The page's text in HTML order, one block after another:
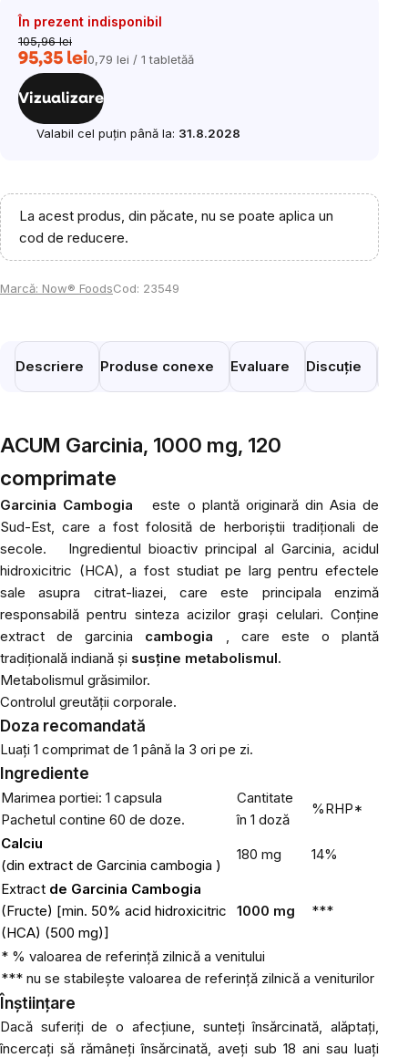
În prezent indisponibil
105,96 lei
95,35 leiEvaluare
preţ:
0,79 lei / 1 tabletăă
Vizualizare
Valabil cel puțin până la: 31.8.2028
La acest produs, din păcate, nu se poate aplica un
cod de reducere.
Marcă: Now® FoodsCod: 23549
Descriere Produse conexe Evaluare Discuție
ACUM Garcinia, 1000 mg, 120
comprimate
Garcinia Cambogia
este o plantă originară din Asia de
Sud-Est, care a fost folosită de herboriștii tradiționali de
secole.
Ingredientul bioactiv principal al Garcinia, acidul
hidroxicitric (HCA), a fost studiat pe larg pentru efectele
sale asupra citrat-liazei, care este principala enzimă
responsabilă pentru sinteza acizilor grași celulari. Conține
extract degarcinia cambogia , care este o plantă
tradițională indiană și susține metabolismul.
Metabolismul grăsimilor.
Controlul greutății corporale.
Doza recomandată
Luați 1 comprimat de 1 până la 3 ori pe zi.
Ingrediente
Marimea portiei: 1 capsula
Pachetul contine 60 de doze.
Cantitate
în 1 doză
%RHP*
Calciu
(din extract de Garcinia cambogia )
180 mg
14%
Extract de Garcinia Cambogia
(Fructe) [min. 50% acid hidroxicitric
(HCA) (500 mg)]
1000 mg ***
* % valoarea de referință zilnică a venitului
*** nu se stabilește valoarea de referință zilnică a veniturilor
Înștiințare
Dacă suferiți de o afecțiune, sunteți însărcinată, alăptați,
încercați să rămâneți însărcinată, aveți sub 18 ani sau luați